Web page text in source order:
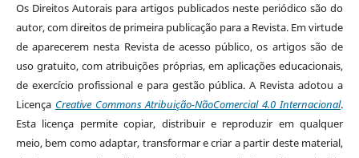
Os Direitos Autorais para artigos publicados neste periódico são do
autor, com direitos de primeira publicação para a Revista. Em virtude
de aparecerem nesta Revista de acesso público, os artigos são de
uso gratuito, com atribuições próprias, em aplicações educacionais,
de exercício profissional e para gestão pública. A Revista adotou a
Licença Creative Commons Atribuição-NãoComercial 4.0 Internacional.
Esta licença permite copiar, distribuir e reproduzir em qualquer
meio, bem como adaptar, transformar e criar a partir deste material,